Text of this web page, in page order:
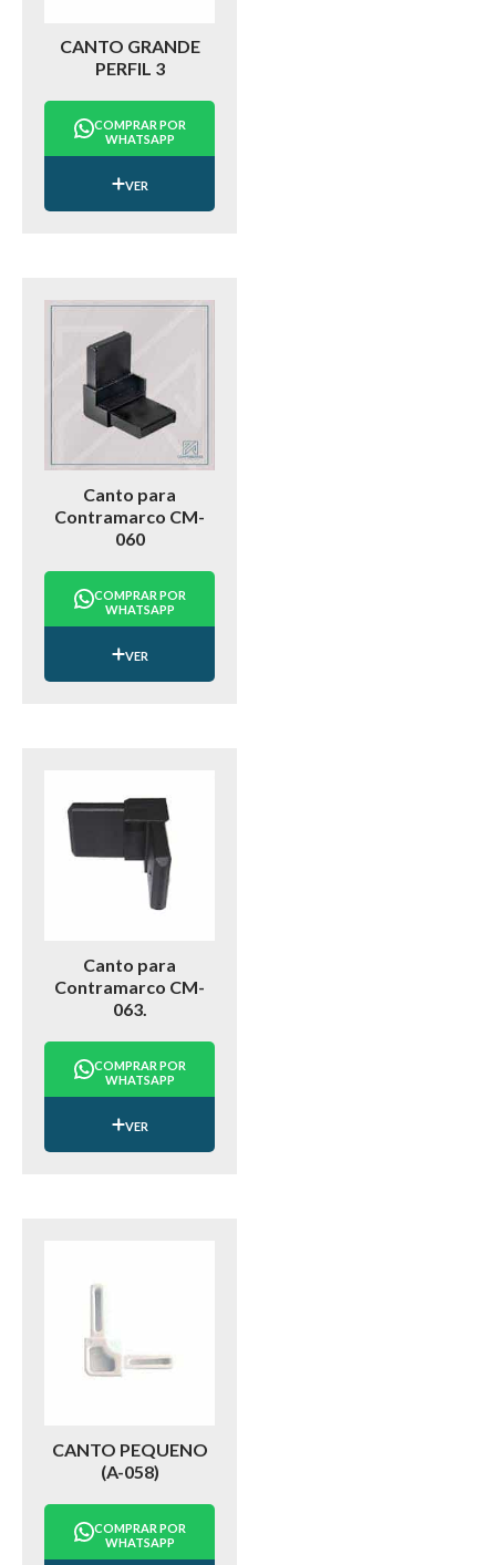
CANTO GRANDE
PERFIL 3
COMPRAR POR
WHATSAPP
VER
Canto para
Contramarco CM-
060
COMPRAR POR
WHATSAPP
VER
Canto para
Contramarco CM-
063.
COMPRAR POR
WHATSAPP
VER
CANTO PEQUENO
(A-058)
COMPRAR POR
WHATSAPP